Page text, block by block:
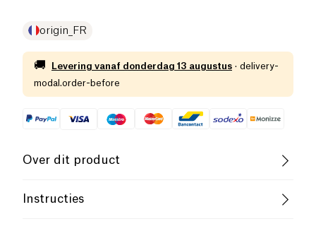
origin_FR
🚚 Levering vanaf donderdag 13 augustus · delivery-
modal.order-before
Over dit product
Vegan
Instructies